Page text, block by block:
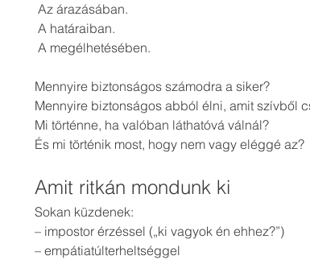
Az árazásában.
A határaiban.
A megélhetésében.
Mennyire biztonságos számodra a siker?
Mennyire biztonságos abból élni, amit szívből
Mi történne, ha valóban láthatóvá válnál?
És mi történik most, hogy nem vagy eléggé az?
Amit ritkán mondunk ki
Sokan küzdenek:
– impostor érzéssel („ki vagyok én ehhez?”)
– empátiatúlterheltséggel